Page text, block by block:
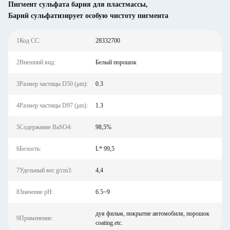
Пигмент сульфата бария для пластмассы,
Барий сульфатизирует особую чистоту пигмента
1Код СС: 28332700
2Внешний вид: Белый порошок
3Размер частицы D50 (μm): 0.3
4Размер частицы D97 (μm): 1.3
5Содержание BaSO4: 98,5%
6Белость: L* 99,5
7Удельный вес g/cm3: 4,4
8Значение pH: 6.5~9
9Применение:
дуя фильм, покрытие автомобиля, порошок
coating.etc.